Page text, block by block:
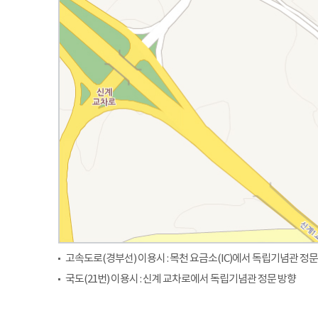
고속도로(경부선) 이용시 : 목천 요금소(IC)에서 독립기념관 정
국도(21번) 이용시 : 신계 교차로에서 독립기념관 정문 방향